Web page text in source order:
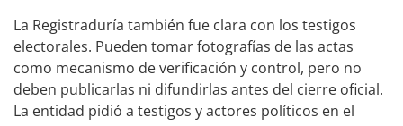
La Registraduría también fue clara con los testigos
electorales. Pueden tomar fotografías de las actas
como mecanismo de verificación y control, pero no
deben publicarlas ni difundirlas antes del cierre oficial.
La entidad pidió a testigos y actores políticos en el